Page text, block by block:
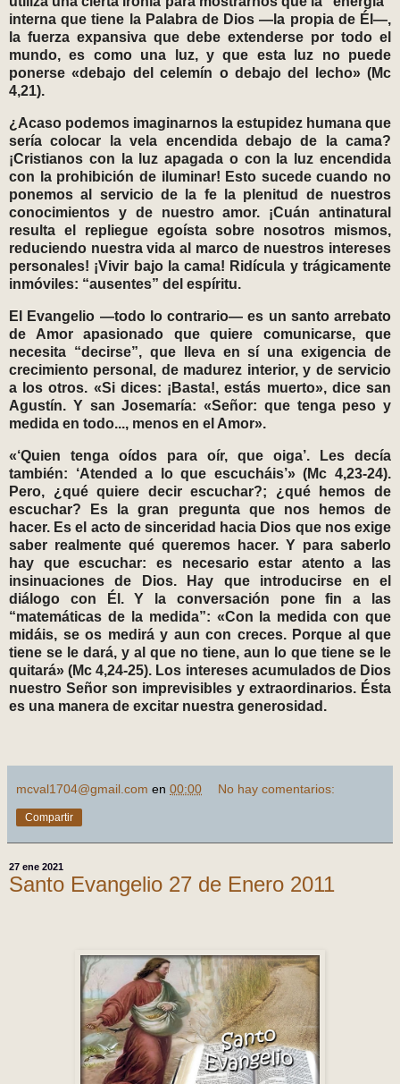
interna que tiene la Palabra de Dios —la propia de Él—,
la fuerza expansiva que debe extenderse por todo el
mundo, es como una luz, y que esta luz no puede
ponerse «debajo del celemín o debajo del lecho» (Mc
4,21).
¿Acaso podemos imaginarnos la estupidez humana que
sería colocar la vela encendida debajo de la cama?
¡Cristianos con la luz apagada o con la luz encendida
con la prohibición de iluminar! Esto sucede cuando no
ponemos al servicio de la fe la plenitud de nuestros
conocimientos y de nuestro amor. ¡Cuán antinatural
resulta el repliegue egoísta sobre nosotros mismos,
reduciendo nuestra vida al marco de nuestros intereses
personales! ¡Vivir bajo la cama! Ridícula y trágicamente
inmóviles: “ausentes” del espíritu.
El Evangelio —todo lo contrario— es un santo arrebato
de Amor apasionado que quiere comunicarse, que
necesita “decirse”, que lleva en sí una exigencia de
crecimiento personal, de madurez interior, y de servicio
a los otros. «Si dices: ¡Basta!, estás muerto», dice san
Agustín. Y san Josemaría: «Señor: que tenga peso y
medida en todo..., menos en el Amor».
«‘Quien tenga oídos para oír, que oiga’. Les decía
también: ‘Atended a lo que escucháis’» (Mc 4,23-24).
Pero, ¿qué quiere decir escuchar?; ¿qué hemos de
escuchar? Es la gran pregunta que nos hemos de
hacer. Es el acto de sinceridad hacia Dios que nos exige
saber realmente qué queremos hacer. Y para saberlo
hay que escuchar: es necesario estar atento a las
insinuaciones de Dios. Hay que introducirse en el
diálogo con Él. Y la conversación pone fin a las
“matemáticas de la medida”: «Con la medida con que
midáis, se os medirá y aun con creces. Porque al que
tiene se le dará, y al que no tiene, aun lo que tiene se le
quitará» (Mc 4,24-25). Los intereses acumulados de Dios
nuestro Señor son imprevisibles y extraordinarios. Ésta
es una manera de excitar nuestra generosidad.
mcval1704@gmail.com en 00:00 No hay comentarios:
Compartir
27 ene 2021
Santo Evangelio 27 de Enero 2011